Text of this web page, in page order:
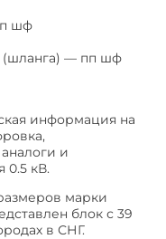
шф
— пп шф
информация на
и
0.5 кВ.
марки
блок с 39
в СНГ.